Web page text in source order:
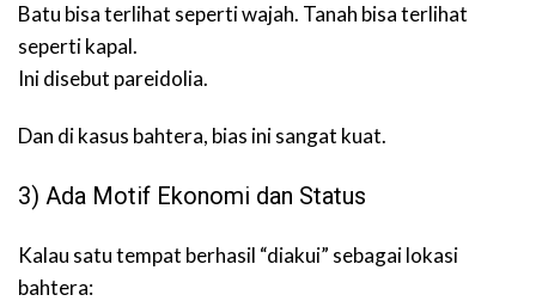
Batu bisa terlihat seperti wajah. Tanah bisa terlihat
seperti kapal.
Ini disebut pareidolia.
Dan di kasus bahtera, bias ini sangat kuat.
3) Ada Motif Ekonomi dan Status
Kalau satu tempat berhasil “diakui” sebagai lokasi
bahtera: